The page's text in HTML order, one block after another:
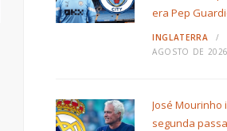
era Pep
INGLATERRA
AGOSTO DE 2026
José Mourinho
segunda